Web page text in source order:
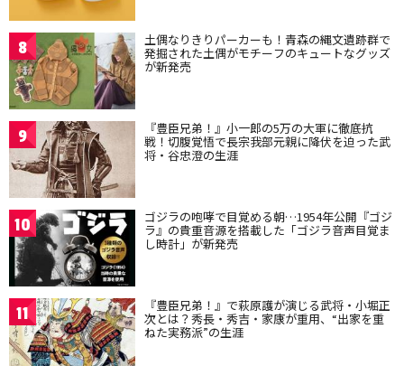
8 土偶なりきりパーカーも！青森の縄文遺跡群で
発掘された土偶がモチーフのキュートなグッズ
が新発売
9 『豊臣兄弟！』小一郎の5万の大軍に徹底抗
戦！切腹覚悟で長宗我部元親に降伏を迫った武
将・谷忠澄の生涯
10 ゴジラの咆哮で目覚める朝…1954年公開『ゴジ
ラ』の貴重音源を搭載した「ゴジラ音声目覚ま
し時計」が新発売
11 『豊臣兄弟！』で萩原護が演じる武将・小堀正
次とは？秀長・秀吉・家康が重用、“出家を重
ねた実務派”の生涯